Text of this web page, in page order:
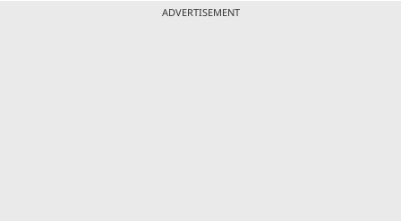
ADVERTISEMENT